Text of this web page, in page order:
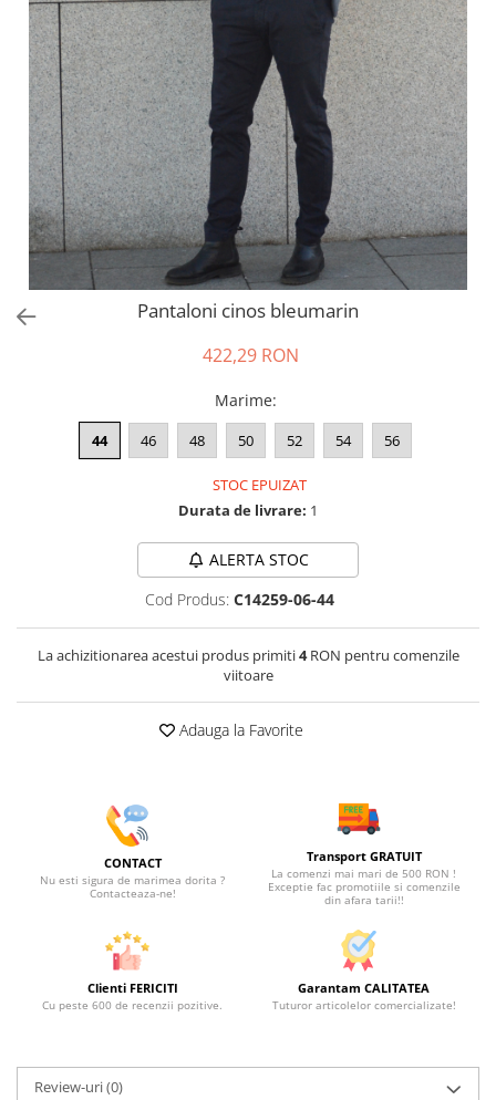
Tricouri si topuri
Rochii de eveniment
Pantaloni cinos bleumarin
422,29 RON
Marime:
44 46 48 50 52 54 56
STOC EPUIZAT
Durata de livrare: 1
ALERTA STOC
Cod Produs: C14259-06-44
La achizitionarea acestui produs primiti4RON pentru comenzile
viitoare
Adauga la Favorite
CONTACT
Nu esti sigura de marimea dorita ?
Contacteaza-ne!
Transport GRATUIT
La comenzi mai mari de 500 RON !
Exceptie fac promotiile si comenzile
din afara tarii!!
Clienti FERICITI
Cu peste 600 de recenzii pozitive.
Garantam CALITATEA
Tuturor articolelor comercializate!
Review-uri(0)